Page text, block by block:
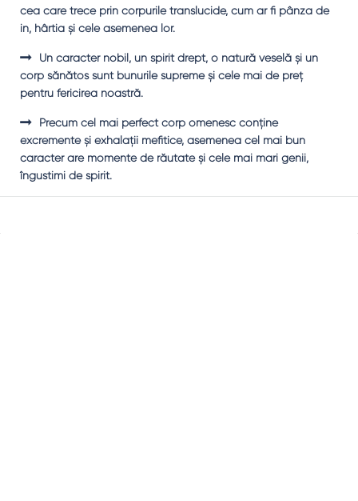
cea care trece prin corpurile translucide, cum ar fi pânza de
in, hârtia şi cele asemenea lor.
Un caracter nobil, un spirit drept, o natură veselă şi un
corp sănătos sunt bunurile supreme şi cele mai de preţ
pentru fericirea noastră.
Precum cel mai perfect corp omenesc conţine
excremente şi exhalaţii mefitice, asemenea cel mai bun
caracter are momente de răutate şi cele mai mari genii,
îngustimi de spirit.